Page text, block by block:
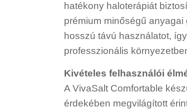
hatékony haloterápiát
prémium minőségű
hosszú távú használatot,
professzionális
Kivételes felhasználói
A VivaSalt Comfortable
érdekében megvilágított